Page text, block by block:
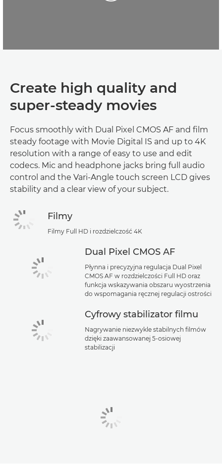
Create high quality and
super-steady movies
Focus smoothly with Dual Pixel CMOS AF and film
steady footage with Movie Digital IS and up to 4K
resolution with a range of easy to use and edit
codecs. Mic and headphone jacks bring full audio
control and the Vari-Angle touch screen LCD gives
stability and a clear view of your subject.
Filmy
Filmy Full HD i rozdzielczość 4K
Dual Pixel CMOS AF
Płynna i precyzyjna regulacja Dual Pixel
CMOS AF w rozdzielczości Full HD oraz
funkcja wskazywania obszaru wyostrzenia
do wspomagania ręcznej regulacji ostrości
Cyfrowy stabilizator filmu
Nagrywanie niezwykle stabilnych filmów
dzięki zaawansowanej 5-osiowej
stabilizacji